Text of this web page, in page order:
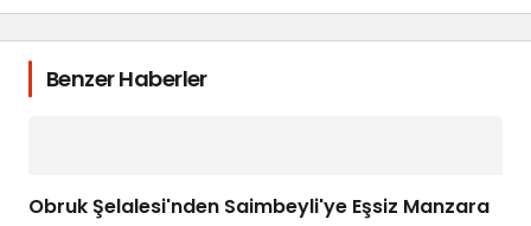
Benzer Haberler
Obruk Şelalesi'nden Saimbeyli'ye Eşsiz Manzara